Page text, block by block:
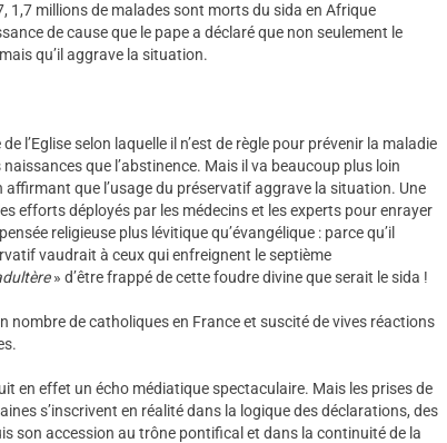
1,7 millions de malades sont morts du sida en Afrique
de cause que le pape a déclaré que non seulement le
qu’il aggrave la situation.
l’Eglise selon laquelle il n’est de règle pour prévenir la maladie
que l’abstinence. Mais il va beaucoup plus loin
affirmant que l’usage du préservatif aggrave la situation. Une
efforts déployés par les médecins et les experts pour enrayer
religieuse plus lévitique qu’évangélique : parce qu’il
vaudrait à ceux qui enfreignent le septième
» d’être frappé de cette foudre divine que serait le sida !
nombre de catholiques en France et suscité de vives réactions
en effet un écho médiatique spectaculaire. Mais les prises de
s’inscrivent en réalité dans la logique des déclarations, des
son accession au trône pontifical et dans la continuité de la